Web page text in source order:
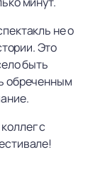
не о
Это
быть
обреченным
с